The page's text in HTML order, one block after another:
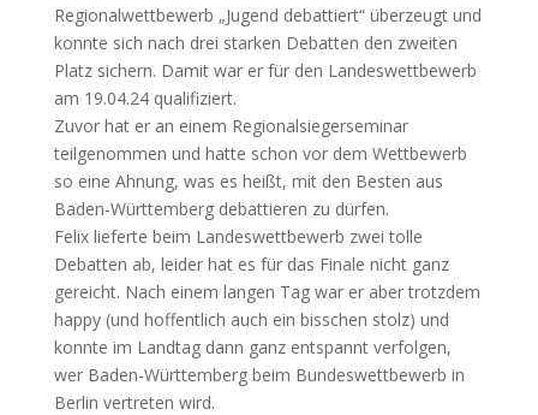
Regionalwettbewerb „Jugend debattiert“ überzeugt und
konnte sich nach drei starken Debatten den zweiten
Platz sichern. Damit war er für den Landeswettbewerb
am 19.04.24 qualifiziert.
Zuvor hat er an einem Regionalsiegerseminar
teilgenommen und hatte schon vor dem Wettbewerb
so eine Ahnung, was es heißt, mit den Besten aus
Baden-Württemberg debattieren zu dürfen.
Felix lieferte beim Landeswettbewerb zwei tolle
Debatten ab, leider hat es für das Finale nicht ganz
gereicht. Nach einem langen Tag war er aber trotzdem
happy (und hoffentlich auch ein bisschen stolz) und
konnte im Landtag dann ganz entspannt verfolgen,
wer Baden-Württemberg beim Bundeswettbewerb in
Berlin vertreten wird.